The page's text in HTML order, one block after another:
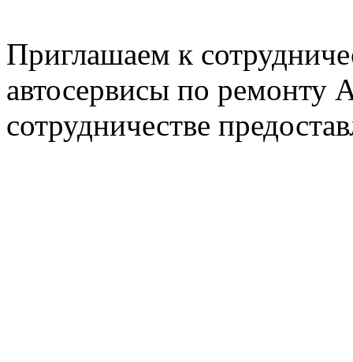
Приглашаем к
автосервисы по
сотрудничестве